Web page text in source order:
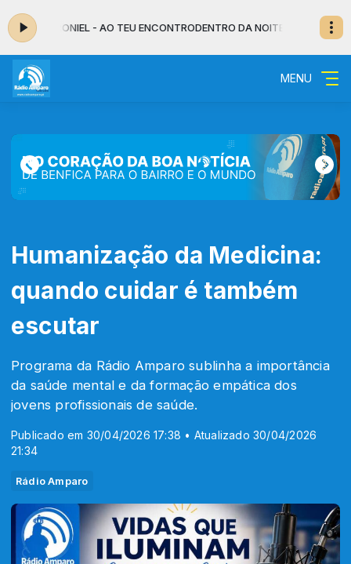
RONIEL - AO TEU ENCONTRODENTRO DA NOITE - MUSICAL das
MENU
Humanização da Medicina:
quando cuidar é também
escutar
Programa da Rádio Amparo sublinha a importância
da saúde mental e da formação empática dos
jovens profissionais de saúde.
Publicado em 30/04/2026 17:38 • Atualizado 30/04/2026
21:34
Rádio Amparo